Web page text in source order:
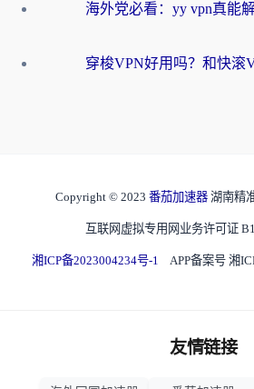
Copyright © 2023 番茄加速器 湖南精
互联网虚拟专用网业务许可证
湘ICP备2023004234号-1 APP备案号 湘
友情链接